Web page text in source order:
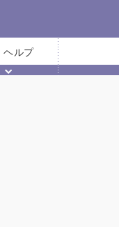
ヘルプ